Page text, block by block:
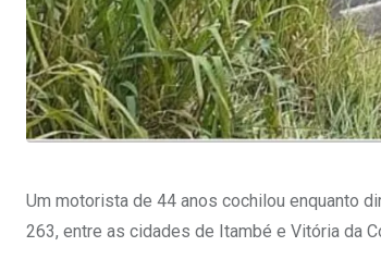
Um motorista de 44 anos cochilou enquanto
263, entre as cidades de Itambé e Vitória da